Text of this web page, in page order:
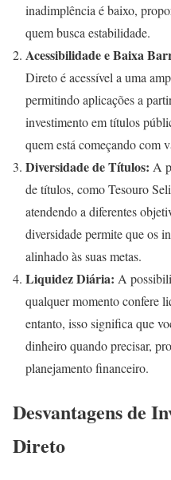
inadimplência é baixo,
quem busca estabilidade.
Acessibilidade e Baixa
Direto é acessível a uma
permitindo aplicações a
investimento em títulos
quem está começando com
Diversidade de Títulos: A
de títulos, como Tesouro
atendendo a diferentes
diversidade permite que os
alinhado às suas metas.
Liquidez Diária: A
qualquer momento confere
entanto, isso significa que
dinheiro quando precisar,
planejamento financeiro.
Desvantagens de
Direto